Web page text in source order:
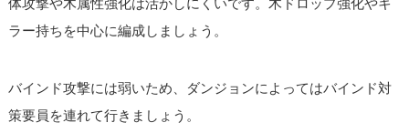
体攻撃や木属性強化は活かしにくいです。木ドロップ強化やキ
ラー持ちを中心に編成しましょう。
バインド攻撃には弱いため、ダンジョンによってはバインド対
策要員を連れて行きましょう。